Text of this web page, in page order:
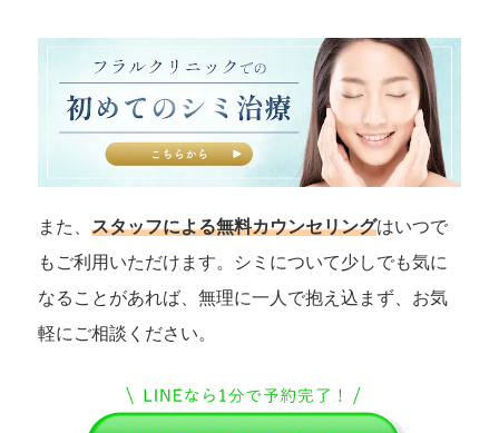
また、 スタッフによる無料カウンセリングはいつで
もご利用いただけます。シミについて少しでも気に
なることがあれば、無理に一人で抱え込まず、お気
軽にご相談ください。